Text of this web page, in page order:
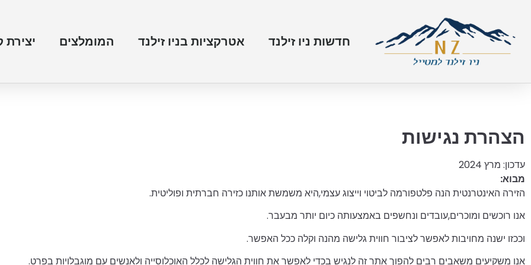
חדשות ניו זילנד אטרקציות בניו זילנד המומלצים
הצהרת נגישות
עדכון: מרץ 2024
מבוא:
הזירה האינטרנטית הנה פלטפורמה לביטוי וייצוג עצמי,היא משמשת אותנו כזירה חברתית ופוליטית.
אנו רוכשים ומוכרים,עובדים ונחשפים באמצעותה כיום יותר מבעבר.
וככזו ישנה מחויבות לאפשר לציבור חווית גלישה מהנה וקלה ככל האפשר.
אנו משקיעים משאבים רבים להפוך אתר זה לנגיש בכדי לאפשר את חווית הגלישה לכלל האוכלוסייה ולאנשים עם מוגבלויות בפרט.